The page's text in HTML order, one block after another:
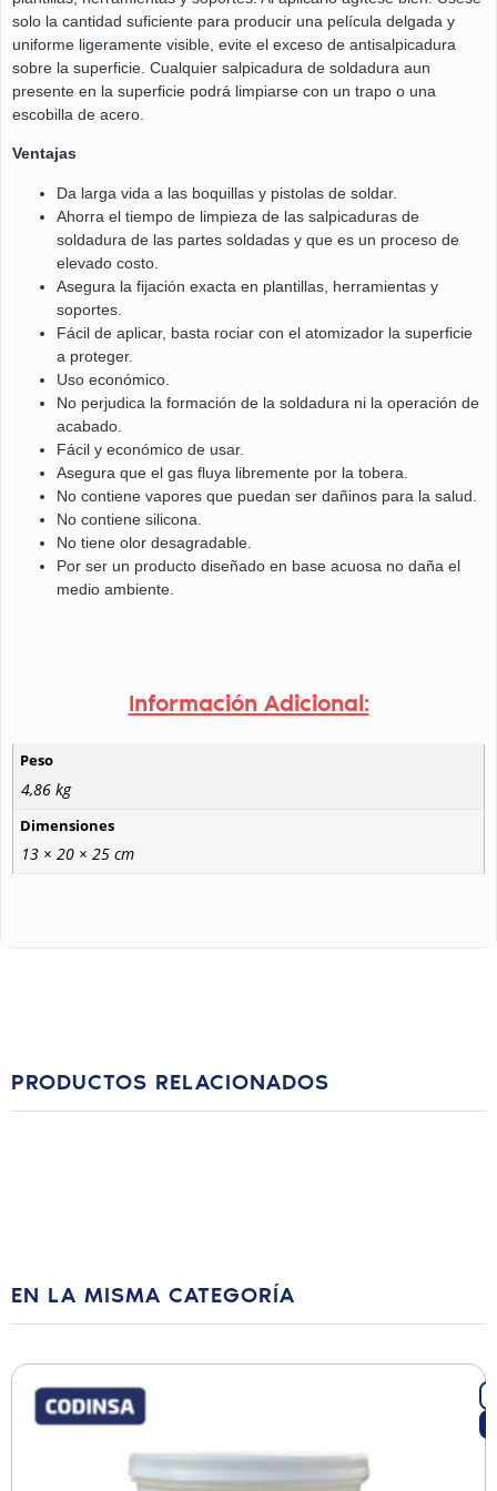
solo la cantidad suficiente para producir una película delgada y
uniforme ligeramente visible, evite el exceso de antisalpicadura
sobre la superficie. Cualquier salpicadura de soldadura aun
presente en la superficie podrá limpiarse con un trapo o una
escobilla de acero.
Ventajas
Da larga vida a las boquillas y pistolas de soldar.
Ahorra el tiempo de limpieza de las salpicaduras de
soldadura de las partes soldadas y que es un proceso de
elevado costo.
Asegura la fijación exacta en plantillas, herramientas y
soportes.
Fácil de aplicar, basta rociar con el atomizador la superficie
a proteger.
Uso económico.
No perjudica la formación de la soldadura ni la operación de
acabado.
Fácil y económico de usar.
Asegura que el gas fluya libremente por la tobera.
No contiene vapores que puedan ser dañinos para la salud.
No contiene silicona.
No tiene olor desagradable.
Por ser un producto diseñado en base acuosa no daña el
medio ambiente.
Información Adicional:
Peso
4,86 kg
Dimensiones
13 × 20 × 25 cm
PRODUCTOS RELACIONADOS
EN LA MISMA CATEGORÍA